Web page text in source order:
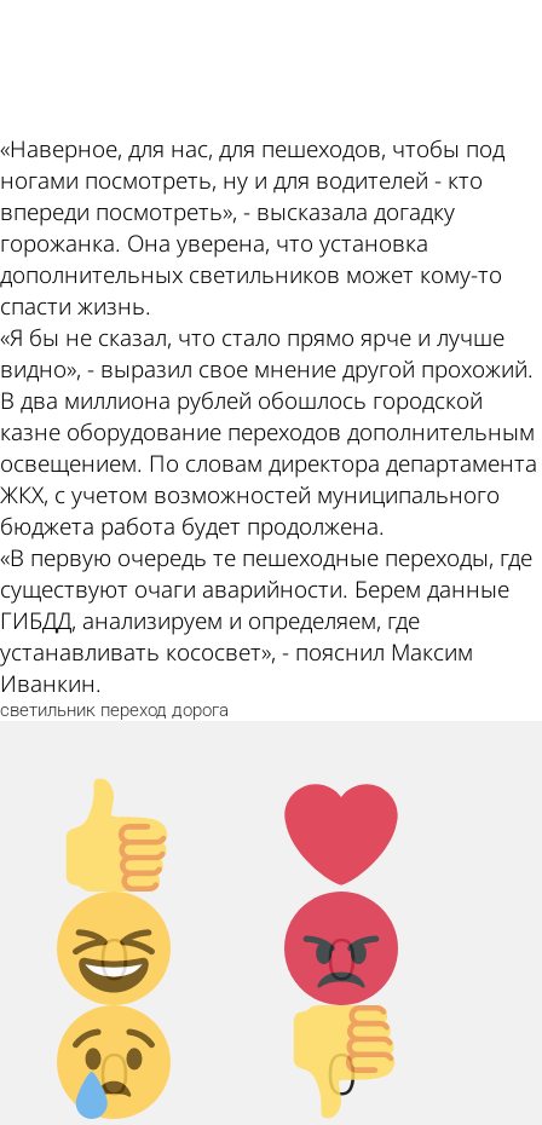
«Наверное, для нас, для пешеходов, чтобы под
ногами посмотреть, ну и для водителей - кто
впереди посмотреть», - высказала догадку
горожанка. Она уверена, что установка
дополнительных светильников может кому-то
спасти жизнь.
«Я бы не сказал, что стало прямо ярче и лучше
видно», - выразил свое мнение другой прохожий.
В два миллиона рублей обошлось городской
казне оборудование переходов дополнительным
освещением. По словам директора департамента
ЖКХ, с учетом возможностей муниципального
бюджета работа будет продолжена.
«В первую очередь те пешеходные переходы, где
существуют очаги аварийности. Берем данные
ГИБДД, анализируем и определяем, где
устанавливать кососвет», - пояснил Максим
Иванкин.
светильник переход дорога
Палец
вверх!
0
Лайк!
0
Дикий
смех!
0
Агрессия!
0
Грусть :(
Палец
вниз!